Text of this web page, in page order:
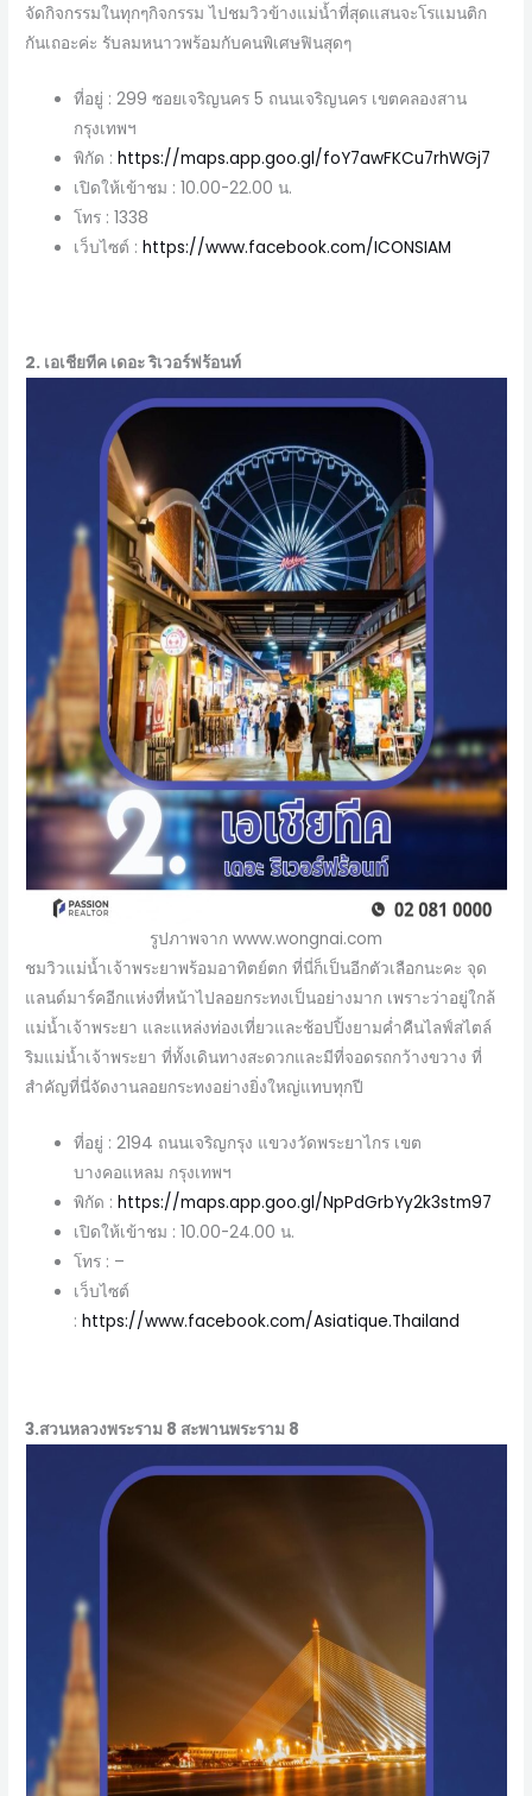
จัดกิจกรรมในทุกๆกิจกรรม ไปชมวิวข้างแม่น้ำที่สุดแสนจะโรแมนติก
กันเถอะค่ะ รับลมหนาวพร้อมกับคนพิเศษฟินสุดๆ
ที่อยู่ : 299 ซอยเจริญนคร 5 ถนนเจริญนคร เขตคลองสาน
กรุงเทพฯ
พิกัด :https://maps.app.goo.gl/foY7awFKCu7rhWGj7
เปิดให้เข้าชม : 10.00-22.00 น.
โทร : 1338
เว็บไซต์ :https://www.facebook.com/ICONSIAM
2. เอเชียทีค เดอะ ริเวอร์ฟร้อนท์
รูปภาพจาก www.wongnai.com
ชมวิวแม่น้ำเจ้าพระยาพร้อมอาทิตย์ตก ที่นี่ก็เป็นอีกตัวเลือกนะคะ จุด
แลนด์มาร์คอีกแห่งที่หน้าไปลอยกระทงเป็นอย่างมาก เพราะว่าอยู่ใกล้
แม่น้ำเจ้าพระยา และแหล่งท่องเที่ยวและช้อปปิ้งยามค่ำคืนไลฟ์สไตล์
ริมแม่น้ำเจ้าพระยา ที่ทั้งเดินทางสะดวกและมีที่จอดรถกว้างขวาง ที่
สำคัญที่นี่จัดงานลอยกระทงอย่างยิ่งใหญ่แทบทุกปี
ที่อยู่ : 2194 ถนนเจริญกรุง แขวงวัดพระยาไกร เขต
บางคอแหลม กรุงเทพฯ
พิกัด :https://maps.app.goo.gl/NpPdGrbYy2k3stm97
เปิดให้เข้าชม : 10.00-24.00 น.
โทร : –
เว็บไซต์
:https://www.facebook.com/Asiatique.Thailand
3.สวนหลวงพระราม 8 สะพานพระราม 8